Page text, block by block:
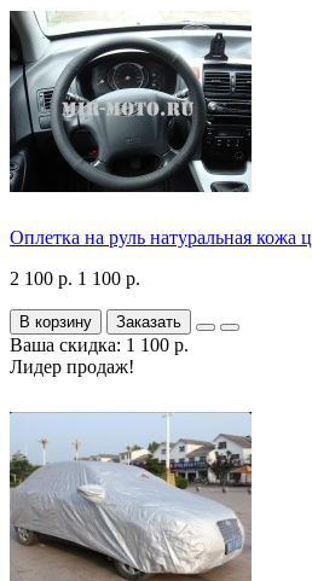
Оплетка на руль натуральная кожа
2 100 р. 1 100 р.
В корзину Заказать
Ваша скидка: 1 100 р.
Лидер продаж!